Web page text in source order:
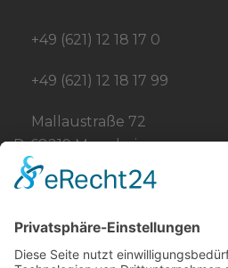
+49 (621) 12 18 17 0
+49 (621) 12 18 17 99
Mallaustraße 72
D-68219 Mannheim
info@born-stahlbau.de